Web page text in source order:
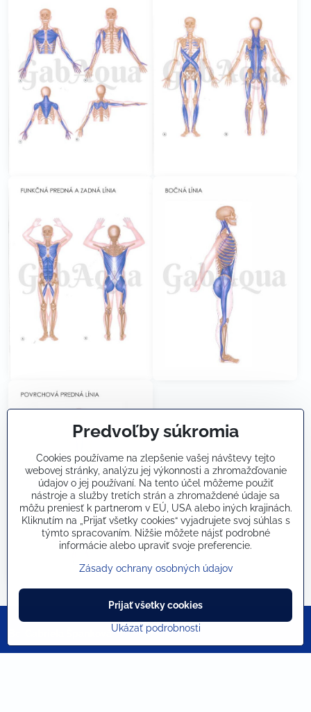
Predvoľby súkromia
Cookies používame na zlepšenie vašej návštevy tejto
webovej stránky, analýzu jej výkonnosti a zhromažďovanie
údajov o jej používaní. Na tento účel môžeme použiť
nástroje a služby tretích strán a zhromaždené údaje sa
môžu preniesť k partnerom v EÚ, USA alebo iných krajinách.
Kliknutím na „Prijať všetky cookies“ vyjadrujete svoj súhlas s
týmto spracovaním. Nižšie môžete nájsť podrobné
informácie alebo upraviť svoje preferencie.
Zásady ochrany osobných údajov
Ukázať podrobnosti
Prijať všetky cookies